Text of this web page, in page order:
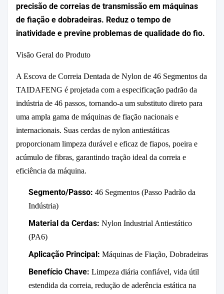
precisão de correias de transmissão em máquinas
de fiação e dobradeiras. Reduz o tempo de
inatividade e previne problemas de qualidade do fio.
Visão Geral do Produto
A Escova de Correia Dentada de Nylon de 46 Segmentos da
TAIDAFENG é projetada com a especificação padrão da
indústria de 46 passos, tornando-a um substituto direto para
uma ampla gama de máquinas de fiação nacionais e
internacionais. Suas cerdas de nylon antiestáticas
proporcionam limpeza durável e eficaz de fiapos, poeira e
acúmulo de fibras, garantindo tração ideal da correia e
eficiência da máquina.
Segmento/Passo: 46 Segmentos (Passo Padrão da
Indústria)
Material da Cerdas: Nylon Industrial Antiestático
(PA6)
Aplicação Principal: Máquinas de Fiação, Dobradeiras
Benefício Chave: Limpeza diária confiável, vida útil
estendida da correia, redução de aderência estática na